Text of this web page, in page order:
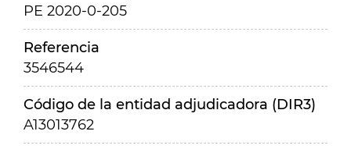
PE 2020-0-205
Referencia
3546544
Código de la entidad adjudicadora (DIR3)
A13013762